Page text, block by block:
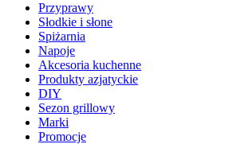
Przyprawy
Słodkie i słone
Spiżarnia
Napoje
Akcesoria kuchenne
Produkty azjatyckie
DIY
Sezon grillowy
Marki
Promocje